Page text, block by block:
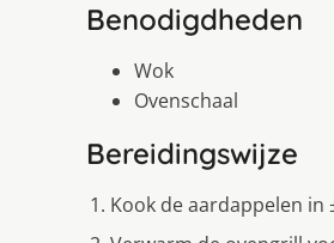
Benodigdheden
Wok
Ovenschaal
Bereidingswijze
Kook de aardappelen